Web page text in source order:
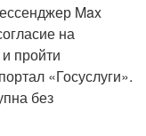
Max
на
пройти
«Госуслуги».
без